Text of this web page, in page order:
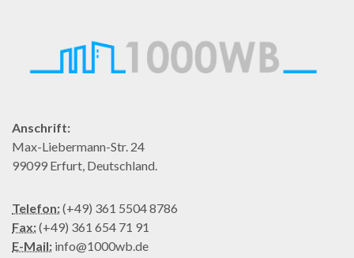
Anschrift:
Max-Liebermann-Str. 24
99099 Erfurt, Deutschland.
Telefon:(+49) 361 5504 8786
Fax:(+49) 361 654 71 91
E-Mail: info@1000wb.de